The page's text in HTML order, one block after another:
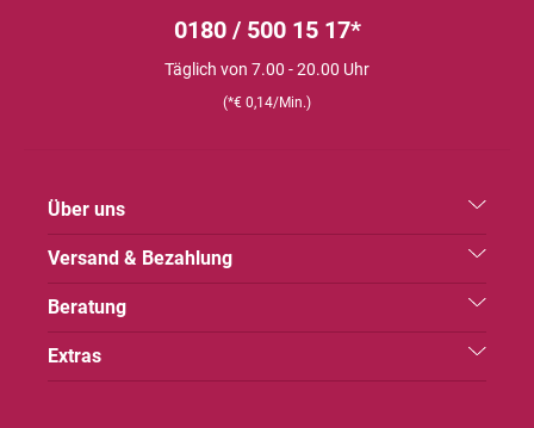
0180 / 500 15 17*
Täglich von 7.00 - 20.00 Uhr
(*€ 0,14/Min.)
Über uns
Versand & Bezahlung
Beratung
Extras